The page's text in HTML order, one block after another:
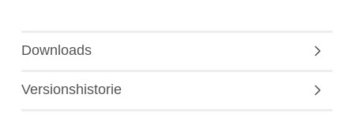
Downloads
Versionshistorie